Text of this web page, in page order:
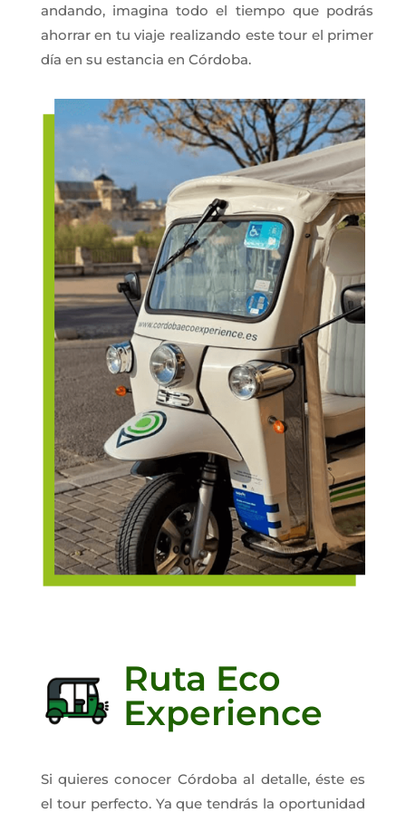
andando, imagina todo el tiempo que podrás
ahorrar en tu viaje realizando este tour el primer
día en su estancia en Córdoba.
Ruta Eco
Experience
Si quieres conocer Córdoba al detalle, éste es
el tour perfecto. Ya que tendrás la oportunidad